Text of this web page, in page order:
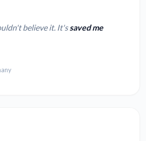
believe it. It'ssaved me